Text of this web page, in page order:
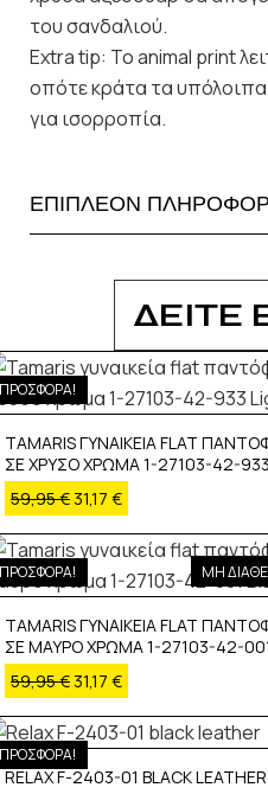
του σανδαλιού.
Extra tip: Το animal print
οπότε κράτα τα
για ισορροπία.
ΕΠΙΠΛΕΟΝ
ΔΕΙΤΕ
ΠΡΟΣΦΟΡΑ!
TAMARIS ΓΥΝΑΙΚΕΙΑ FLAT
ΣΕ ΧΡΥΣΟ ΧΡΩΜΑ 1-27103-42-933
59,95€ 31,17 €
ΠΡΟΣΦΟΡΑ! ΜΗ
TAMARIS ΓΥΝΑΙΚΕΙΑ FLAT
ΣΕ ΜΑΥΡΟ ΧΡΩΜΑ 1-27103-42-
59,95€ 31,17 €
ΠΡΟΣΦΟΡΑ!
RELAX F-2403-01 BLACK LEATHER